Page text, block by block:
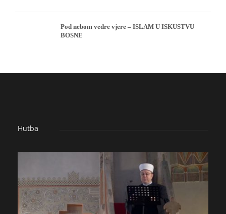
Pod nebom vedre vjere – ISLAM U ISKUSTVU
BOSNE
Hutba